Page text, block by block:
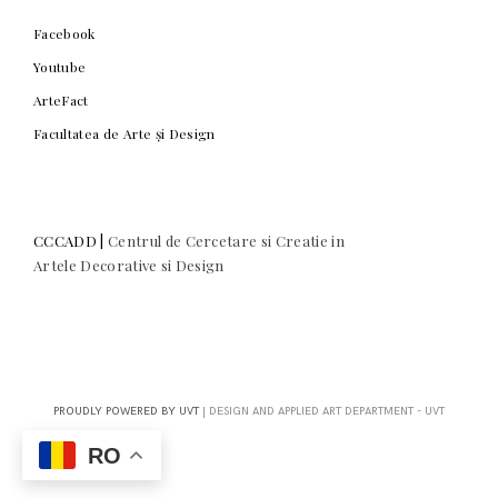
Facebook
Youtube
ArteFact
Facultatea de Arte și Design
CCCADD | Centrul de Cercetare si Creatie in
Artele Decorative si Design
PROUDLY POWERED BY UVT | DESIGN AND APPLIED ART DEPARTMENT - UVT
RO